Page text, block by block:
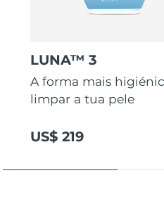
LUNA™ 3
A forma mais
limpar a tua pele
US$ 219